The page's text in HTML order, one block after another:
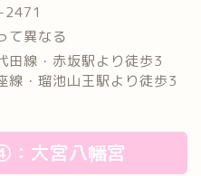
2471
て異なる
田線・赤坂駅より徒歩3
線・瑠池山王駅より徒歩3
：大宮八幡宮